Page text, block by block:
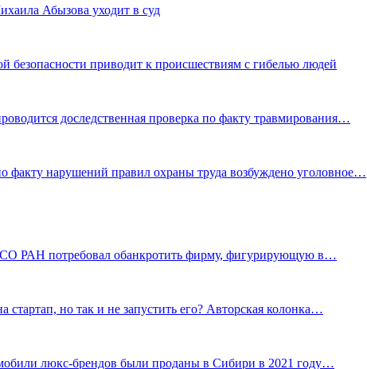
Абызова уходит в суд
безопасности приводит к происшествиям с гибелью людей
доследственная проверка по факту травмирования…
факту нарушений правил охраны труда возбуждено уголовное…
СО РАН потребовал обанкротить фирму, фигурирующую в…
стартап, но так и не запустить его? Авторская колонка…
люкс-брендов были проданы в Сибири в 2021 году…